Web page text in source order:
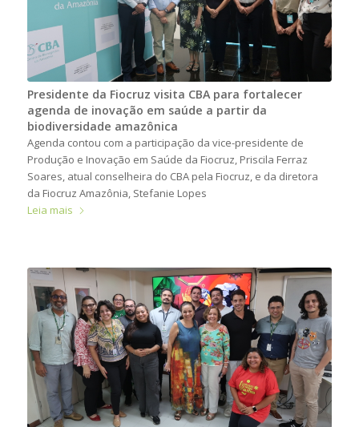
Presidente da Fiocruz visita CBA para fortalecer
agenda de inovação em saúde a partir da
biodiversidade amazônica
Agenda contou com a participação da vice-presidente de
Produção e Inovação em Saúde da Fiocruz, Priscila Ferraz
Soares, atual conselheira do CBA pela Fiocruz, e da diretora
da Fiocruz Amazônia, Stefanie Lopes
Leia mais